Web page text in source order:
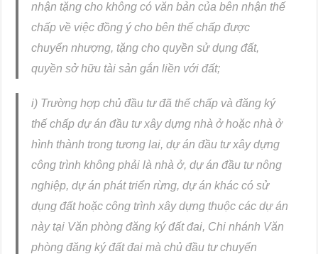
nhận tặng cho không có văn bản của bên nhận thế
chấp về việc đồng ý cho bên thế chấp được
chuyển nhượng, tặng cho quyền sử dụng đất,
quyền sở hữu tài sản gắn liền với đất;
i) Trường hợp chủ đầu tư đã thế chấp và đăng ký
thế chấp dự án đầu tư xây dựng nhà ở hoặc nhà ở
hình thành trong tương lai, dự án đầu tư xây dựng
công trình không phải là nhà ở, dự án đầu tư nông
nghiệp, dự án phát triển rừng, dự án khác có sử
dụng đất hoặc công trình xây dựng thuộc các dự án
này tại Văn phòng đăng ký đất đai, Chi nhánh Văn
phòng đăng ký đất đai mà chủ đầu tư chuyển